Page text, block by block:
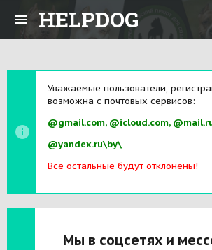
HELPDOG
Уважаемые пользователи,
возможна с почтовых сервисов:
@gmail.com, @icloud.com,
@yandex.ru\by\
Все остальные будут отклонены!
Мы в соцсетях и